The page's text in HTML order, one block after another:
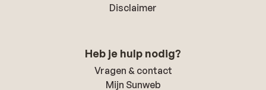
Disclaimer
Heb je hulp nodig?
Vragen & contact
Mijn Sunweb